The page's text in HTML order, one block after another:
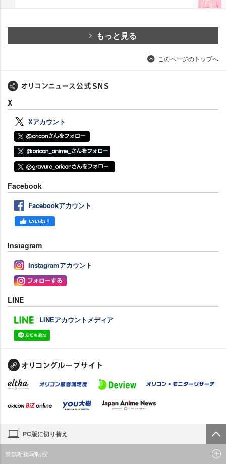
もっと見る
このページのトップへ
X
Xアカウント
Facebook
Facebookアカウント
Instagram
Instagramアカウント
LINE
LINEアカウントメディア
PC版に切り替え
禁無断複写転載